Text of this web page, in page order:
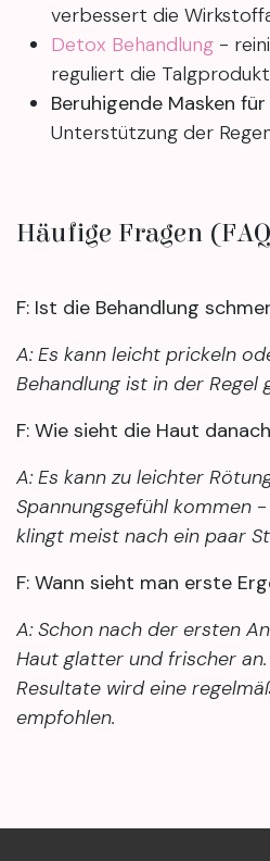
verbessert die
Detox Behandlung -
reguliert die
Beruhigende Masken
Unterstützung der
Häufige Fragen
F: Ist die Behandlung
A: Es kann leicht prickeln
Behandlung ist in der Regel
F: Wie sieht die Haut
A: Es kann zu leichter
Spannungsgefühl kommen
klingt meist nach ein paar
F: Wann sieht man erste
A: Schon nach der ersten
Haut glatter und frischer
Resultate wird eine
empfohlen.